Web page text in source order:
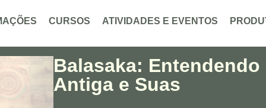
CURSOS ATIVIDADES E EVENTOS
Balasaka:
Antiga e Suas